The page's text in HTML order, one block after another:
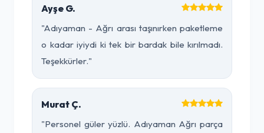
Ayşe G.
"Adıyaman - Ağrı arası taşınırken paketleme
o kadar iyiydi ki tek bir bardak bile kırılmadı.
Teşekkürler."
Murat Ç.
"Personel güler yüzlü. Adıyaman Ağrı parça